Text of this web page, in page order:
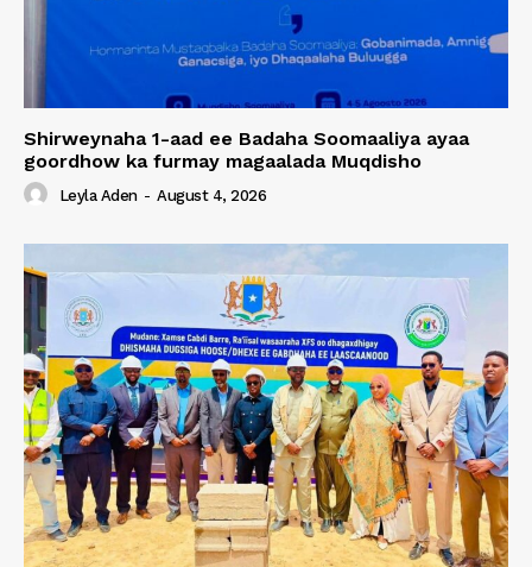
Shirweynaha 1-aad ee Badaha Soomaaliya ayaa
goordhow ka furmay magaalada Muqdisho
Leyla Aden - August 4, 2026